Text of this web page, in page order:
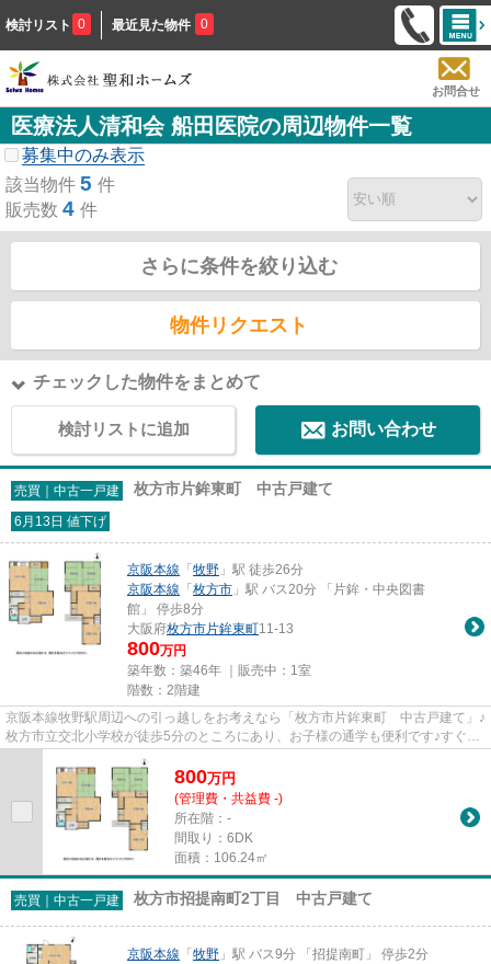
検討リスト 0 最近見た物件 0
お問合せ
医療法人清和会 船田医院の周辺物件一覧
募集中のみ表示
該当物件 5 件
販売数 4 件
さらに条件を絞り込む
物件リクエスト
チェックした物件をまとめて
検討リストに追加 お問い合わせ
売買｜中古一戸建 枚方市片鉾東町 中古戸建て
6月13日 値下げ
京阪本線 「 牧野 」駅 徒歩26分
京阪本線 「 枚方市 」駅 バス20分 「片鉾・中央図書
館」 停歩8分
大阪府枚方市片鉾東町11-13
800万円
築年数：築46年 ｜販売中： 1室
階数：2階建
京阪本線牧野駅周辺への引っ越しをお考えなら「枚方市片鉾東町 中古戸建て」♪
枚方市立交北小学校が徒歩5分のところにあり、お子様の通学も便利です♪すぐに
でも新生活を始めたい方にオ...
800万円
(管理費・共益費 -)
所在階：-
間取り：6DK
面積：106.24㎡
売買｜中古一戸建 枚方市招提南町2丁目 中古戸建て
京阪本線 「 牧野 」駅 バス9分 「招提南町」 停歩2分